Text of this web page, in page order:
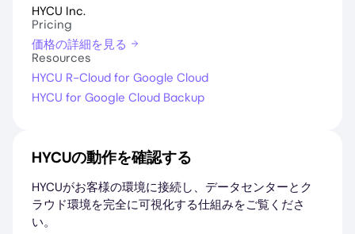
HYCU Inc.
Pricing
価格の詳細を見る
Resources
HYCU R-Cloud for Google Cloud
HYCU for Google Cloud Backup
HYCUの動作を確認する
HYCUがお客様の環境に接続し、データセンターとク
ラウド環境を完全に可視化する仕組みをご覧くださ
い。